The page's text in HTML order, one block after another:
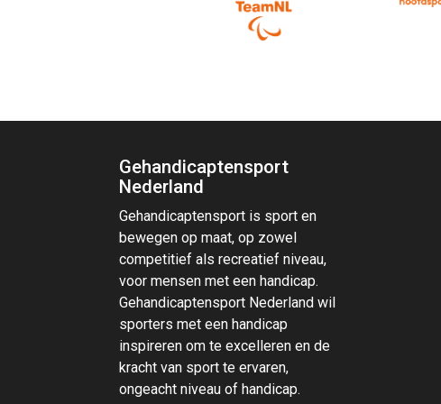
Gehandicaptensport
Nederland
Gehandicaptensport is sport en
bewegen op maat, op zowel
competitief als recreatief niveau,
voor mensen met een handicap.
Gehandicaptensport Nederland wil
sporters met een handicap
inspireren om te excelleren en de
kracht van sport te ervaren,
ongeacht niveau of handicap.